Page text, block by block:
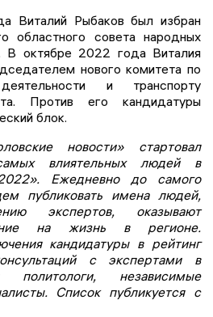
Виталий Рыбаков был избран
областного совета народных
В октябре 2022 года Виталия
нового комитета по
и транспорту
Против его кандидатуры
блок.
новости» стартовал
влиятельных людей в
Ежедневно до самого
публиковать имена людей,
экспертов, оказывают
на жизнь в регионе.
кандидатуры в рейтинг
с экспертами в
политологи, независимые
Список публикуется с